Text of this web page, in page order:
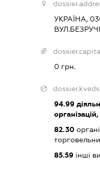
УКРАЇНА,
0 грн.
94.99
організацій,
82.30
85.59інші